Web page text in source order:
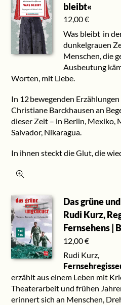
bleibt«
12,00€
Was bleibt in
dunkelgrauen
Menschen, die
Ausbeutung
Worten, mit Liebe.
In 12 bewegenden
Christiane Barckhausen an
dieser Zeit – in Berlin, Mexiko,
Salvador, Nikaragua.
In ihnen steckt die Glut, die
Das grüne
Rudi Kurz,
Fernsehens |
12,00€
Rudi Kurz,
erzählt aus einem Leben mit
Theaterarbeit und frühen
erinnert sich an Menschen,